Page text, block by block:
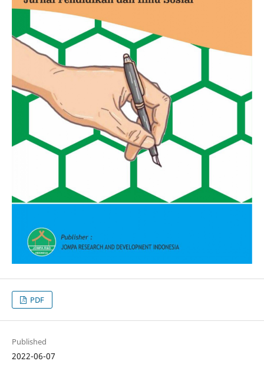
PDF
Published
2022-06-07